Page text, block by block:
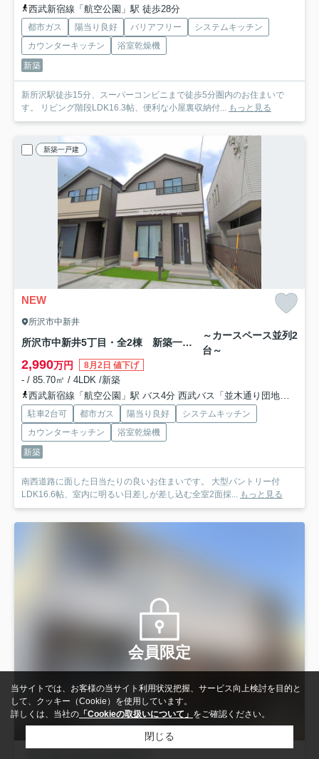
西武新宿線「航空公園」駅 徒歩28分
都市ガス 陽当り良好 バリアフリー
システムキッチン
カウンターキッチン
浴室乾燥機
新築
新所沢駅徒歩15分、スーパーコンビニまで徒歩5分圏内のお住まいで
す。 リビング階段LDK16.3帖、便利な小屋裏収納付...
もっと見る
新築一戸建
NEW
所沢市中新井
所沢市中新井5丁目・全2棟 新築一戸建 B号棟
～カースペース並列2
台～
2,990万円 8月2日 値下げ
- / 85.70㎡ / 4LDK /新築
西武新宿線「航空公園」駅 バス4分 西武バス「並木通り団地入口」 停歩15分
駐車2台可 都市ガス 陽当り良好
システムキッチン
カウンターキッチン
浴室乾燥機
新築
南西道路に面した日当たりの良いお住まいです。 大型パントリー付
LDK16.6帖、室内に明るい日差しが差し込む全室2面採...
もっと見る
会員限定
当サイトでは、お客様の当サイト利用状況把握、サービス向上検討を目的と
して、クッキー（Cookie）を使用しています。
詳しくは、当社の 「Cookieの取扱いについて」 をご確認ください。
閉じる